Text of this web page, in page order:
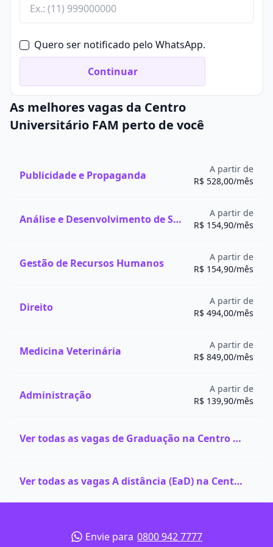
orçamentários.
Implementa normas, protocolos e requisitos legais do
Encontre bolsas de estudo para o curso de
Gestão Hospitalar
Quero ser notificado pelo WhatsApp.
Continuar
As melhores vagas da Centro
Universitário FAM perto de você
Publicidade e Propaganda
A partir de
R$ 528,00/mês
Análise e Desenvolvimento de Sistemas
A partir de
R$ 154,90/mês
Gestão de Recursos Humanos
A partir de
R$ 154,90/mês
Direito
A partir de
R$ 494,00/mês
Medicina Veterinária
A partir de
R$ 849,00/mês
Administração
A partir de
R$ 139,90/mês
Ver todas as vagas de Graduação na Centro Universitário FAM
Ver todas as vagas A distância (EaD) na Centro Universitário FAM
Envie para 0800 942 7777